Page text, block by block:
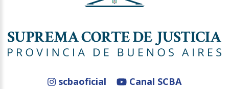
scbaoficial
Canal SCBA